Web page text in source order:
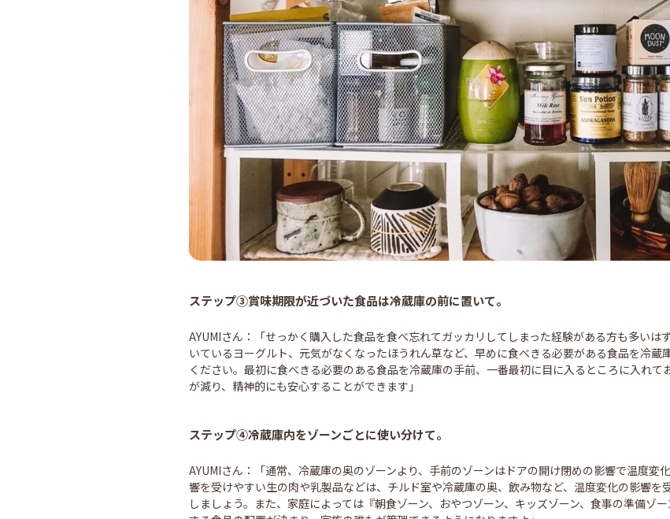
ステップ③賞味期限が近づいた食品は冷蔵庫の前に置いて。
AYUMIさん：「せっかく購入した食品を食べ忘れてガッカリしてしまった経験がある方も多いは
いているヨーグルト、元気がなくなったほうれん草など、早めに食べきる必要がある食品を冷蔵
ください。最初に食べきる必要のある食品を冷蔵庫の手前、一番最初に目に入るところに入れて
が減り、精神的にも安心することができます」
ステップ④冷蔵庫内をゾーンごとに使い分けて。
AYUMIさん：「通常、冷蔵庫の奥のゾーンより、手前のゾーンはドアの開け閉めの影響で温度変
響を受けやすい生の肉や乳製品などは、チルド室や冷蔵庫の奥、飲み物など、温度変化の影響を
しましょう。 また、家庭によっては『朝食ゾーン、おやつゾーン、キッズゾーン、食事の準備ゾ